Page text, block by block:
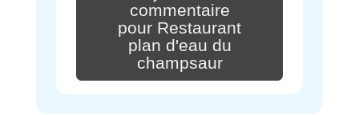
commentaire
pour Restaurant
plan d'eau du
champsaur